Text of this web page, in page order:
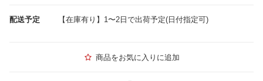
配送予定 【在庫有り】1〜2日で出荷予定(日付指定可)
商品をお気に入りに追加